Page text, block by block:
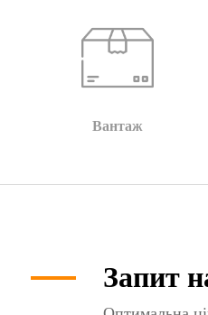
Вантаж
Запит